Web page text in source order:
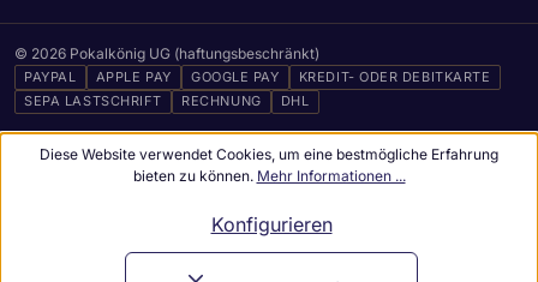
© 2026 Pokalkönig UG (haftungsbeschränkt)
PAYPAL APPLE PAY GOOGLE PAY
KREDIT- ODER DEBITKARTE
SEPA LASTSCHRIFT
RECHNUNG DHL
Diese Website verwendet Cookies, um eine bestmögliche Erfahrung
bieten zu können. Mehr Informationen ...
Konfigurieren